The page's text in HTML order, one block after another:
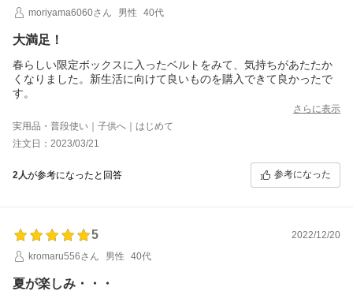
moriyama6060さん
男性 40代
大満足！
春らしい限定ボックスに入ったベルトをみて、気持ちがあたたか
くなりました。新生活に向けて良いものを購入できて良かったで
す。
さらに表示
実用品・普段使い｜子供へ｜はじめて
注文日：2023/03/21
2人が参考になったと回答 参考になった
5
2022/12/20
kromaru556さん
男性 40代
夏が楽しみ・・・